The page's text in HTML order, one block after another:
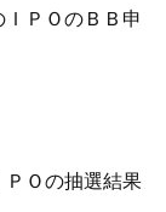
ＰＯのＢＢ申
ＰＯの抽選結果